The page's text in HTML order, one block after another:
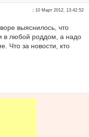
:10 Март 2012, 13:42:52
выяснилось, что
в любой роддом, а надо
Что за новости, кто